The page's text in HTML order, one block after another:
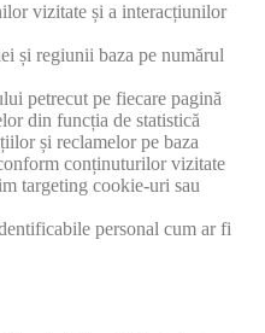
vizitate și a interacțiunilor
și regiunii baza pe numărul
petrecut pe fiecare pagină
din funcția de statistică
și reclamelor pe baza
conținuturilor vizitate
targeting cookie-uri sau
personal cum ar fi